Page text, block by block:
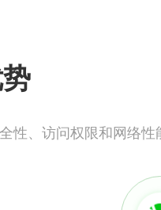
性、访问权限和网络性